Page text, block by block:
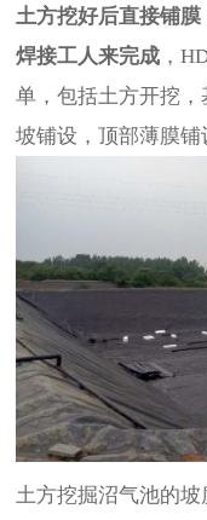
土方挖好后直接铺
焊接工人来完成 ，
单，包括土方开挖
坡铺设，顶部薄膜铺
土方挖掘沼气池的坡